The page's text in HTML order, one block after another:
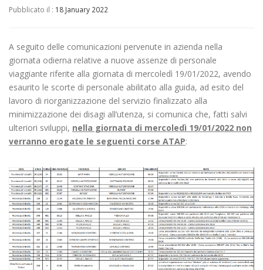
Pubblicato il : 18 January 2022
A seguito delle comunicazioni pervenute in azienda nella
giornata odierna relative a nuove assenze di personale
viaggiante riferite alla giornata di mercoledì 19/01/2022, avendo
esaurito le scorte di personale abilitato alla guida, ad esito del
lavoro di riorganizzazione del servizio finalizzato alla
minimizzazione dei disagi all’utenza, si comunica che, fatti salvi
ulteriori sviluppi, nella giornata di mercoledì 19/01/2022 non
verranno erogate le seguenti corse ATAP: